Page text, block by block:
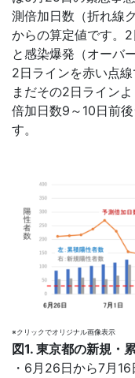
測倍加日数（折れ線
からの算定値です。
と感染爆発（オーバ
2日ラインを赤い点
まだその2日ライン
倍加日数9～10日前
す。
※クリックでオリジナル画像表示
図1. 東京都の新規・
・6月26日から7月